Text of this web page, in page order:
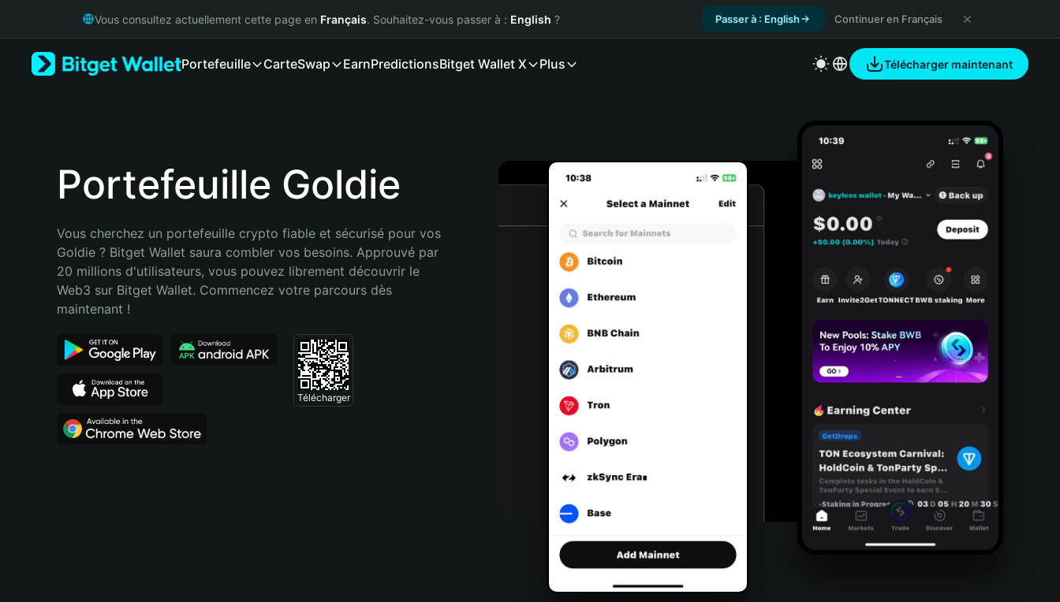
Русский
Bahasa Indonesia
Español (Argentina)
Vous consultez actuellement cette page en Français. Souhaitez-vous passer à : English ? Passer à : English Continuer en Français
Portefeuille CarteSwap EarnPredictionsBitget Wallet X Plus Télécharger maintenant
Portefeuille Goldie
Vous cherchez un portefeuille crypto fiable et sécurisé pour vos
Goldie ? Bitget Wallet saura combler vos besoins. Approuvé par
20 millions d'utilisateurs, vous pouvez librement découvrir le
Web3 sur Bitget Wallet. Commencez votre parcours dès
maintenant !
Télécharger